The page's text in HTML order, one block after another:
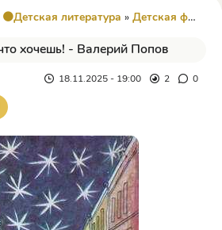
🟠Детская литература » Детская фантастика
хочешь! - Валерий Попов
18.11.2025 - 19:00 2 0